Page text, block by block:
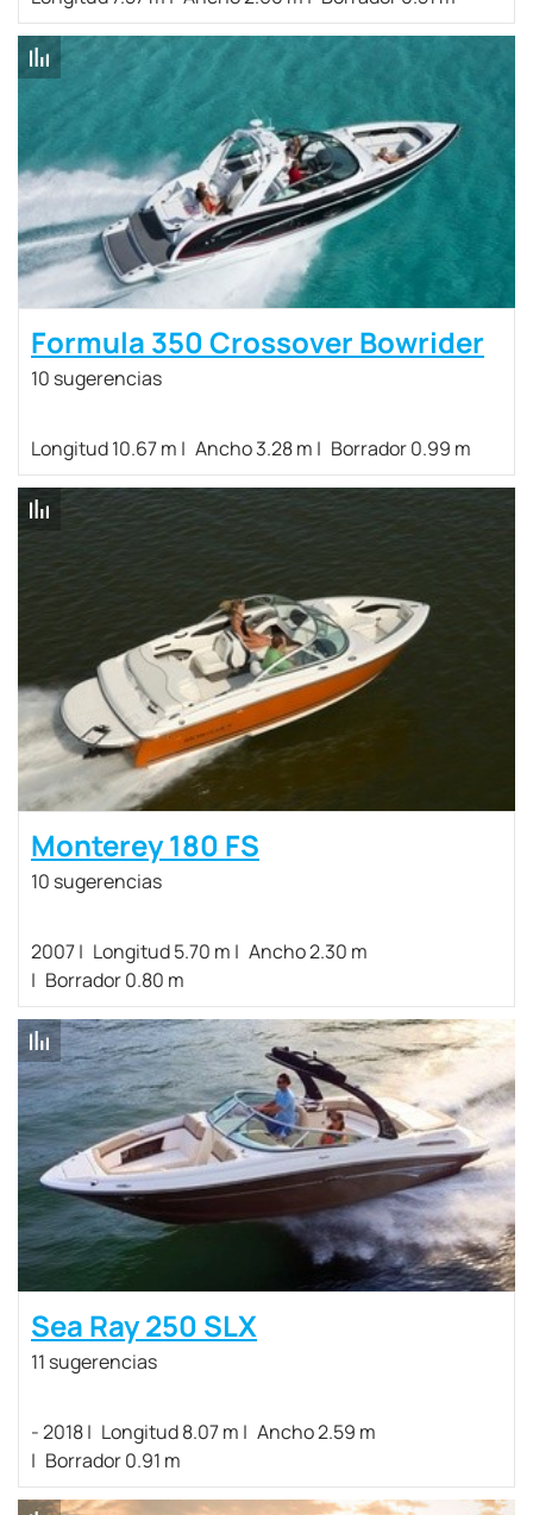
Formula 350 Crossover Bowrider
10 sugerencias
Longitud 10.67 m Ancho 3.28 m Borrador 0.99 m
Monterey 180 FS
10 sugerencias
2007 Longitud 5.70 m
Ancho 2.30 m
Borrador 0.80 m
Sea Ray 250 SLX
11 sugerencias
- 2018 Longitud 8.07 m
Ancho 2.59 m
Borrador 0.91 m